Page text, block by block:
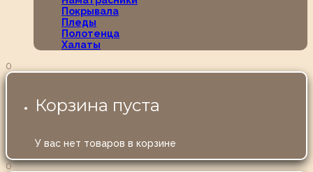
Покрывала
Пледы
Полотенца
Халаты
0
Корзина пуста
У вас нет товаров в корзине
0